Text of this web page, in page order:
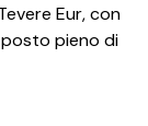
Eur, con
pieno di